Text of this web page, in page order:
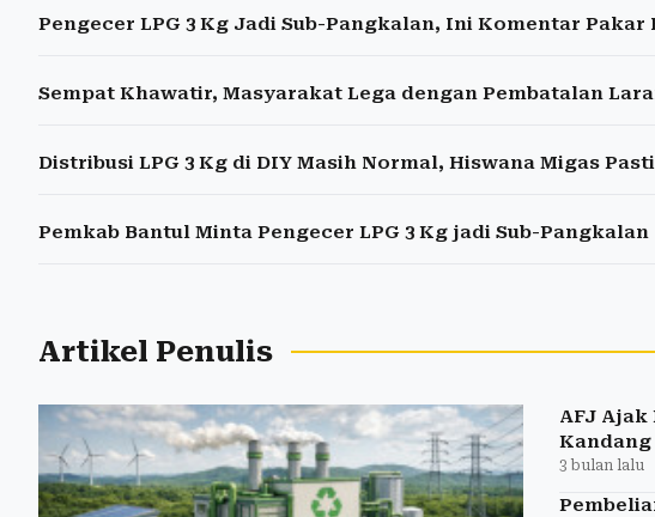
Pengecer LPG 3 Kg Jadi Sub-Pangkalan, Ini Komentar Pakar
Sempat Khawatir, Masyarakat Lega dengan Pembatalan
Distribusi LPG 3 Kg di DIY Masih Normal, Hiswana Migas
Pemkab Bantul Minta Pengecer LPG 3 Kg jadi Sub-Pangkalan
Artikel Penulis
AFJ
Kandang
3 bulan lalu